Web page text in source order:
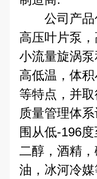
公司产品
高压叶片泵，
小流量旋涡
高低温，体
等特点，并
质量管理体
围从低-196
二醇，酒精
油，冰河冷